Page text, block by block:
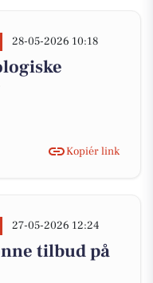
28-05-2026 10:18
Kopiér link
27-05-2026 12:24
tilbud på